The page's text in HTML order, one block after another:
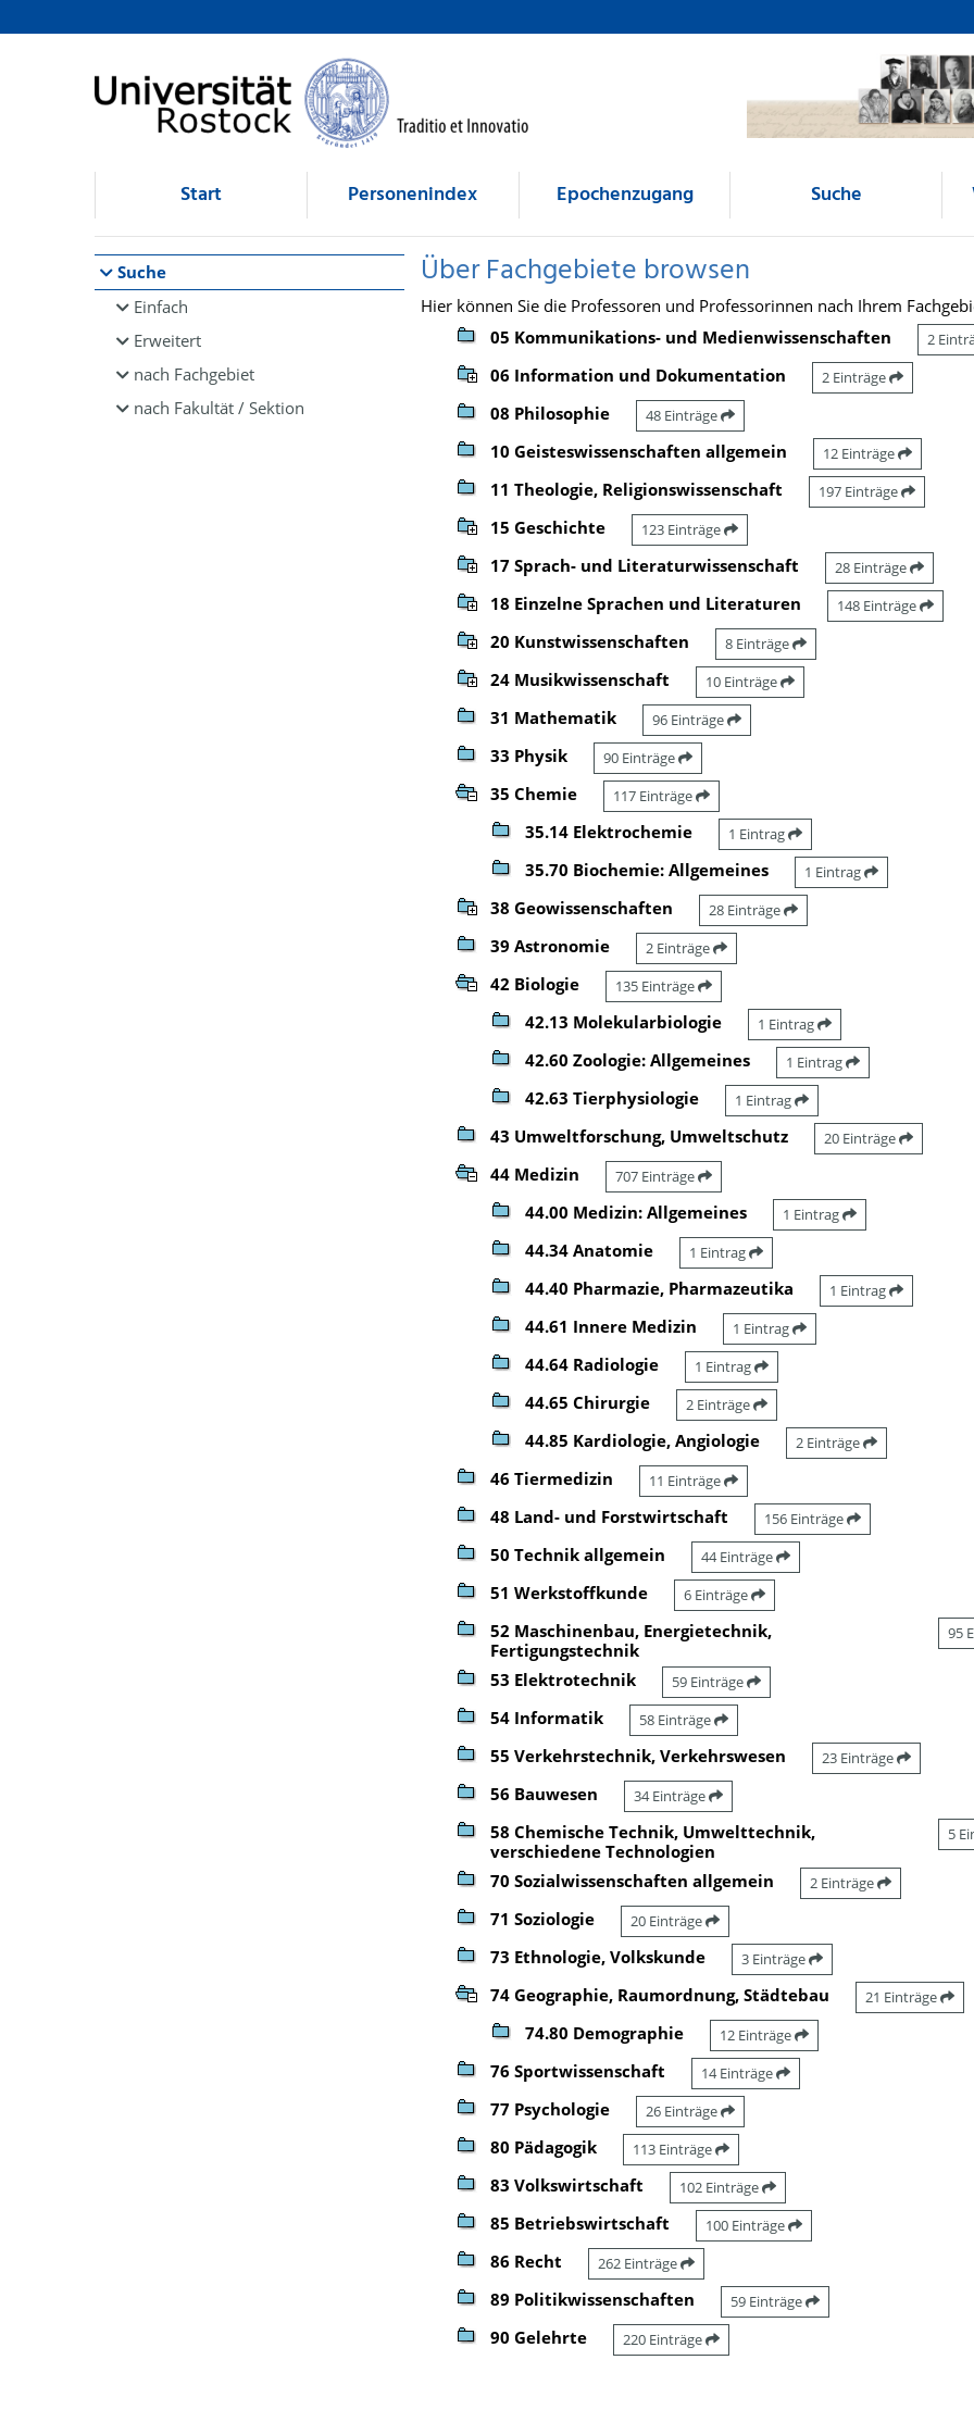
Browsen
direkt zum Inhalt
Start Personenindex Epochenzugang Suche
Suche
Einfach
Erweitert
nach Fachgebiet
nach Fakultät / Sektion
Über Fachgebiete browsen
Hier können Sie die Professoren und Professorinnen nach Ihrem
05 Kommunikations- und Medienwissenschaften
2
06 Information und Dokumentation 2 Einträge
08 Philosophie 48 Einträge
10 Geisteswissenschaften allgemein 12 Einträge
11 Theologie, Religionswissenschaft 197 Einträge
15 Geschichte 123 Einträge
17 Sprach- und Literaturwissenschaft 28 Einträge
18 Einzelne Sprachen und Literaturen 148 Einträge
20 Kunstwissenschaften 8 Einträge
24 Musikwissenschaft 10 Einträge
31 Mathematik 96 Einträge
33 Physik 90 Einträge
35 Chemie 117 Einträge
35.14 Elektrochemie 1 Eintrag
35.70 Biochemie: Allgemeines 1 Eintrag
38 Geowissenschaften 28 Einträge
39 Astronomie 2 Einträge
42 Biologie 135 Einträge
42.13 Molekularbiologie 1 Eintrag
42.60 Zoologie: Allgemeines 1 Eintrag
42.63 Tierphysiologie 1 Eintrag
43 Umweltforschung, Umweltschutz 20 Einträge
44 Medizin 707 Einträge
44.00 Medizin: Allgemeines 1 Eintrag
44.34 Anatomie 1 Eintrag
44.40 Pharmazie, Pharmazeutika 1 Eintrag
44.61 Innere Medizin 1 Eintrag
44.64 Radiologie 1 Eintrag
44.65 Chirurgie 2 Einträge
44.85 Kardiologie, Angiologie 2 Einträge
46 Tiermedizin 11 Einträge
48 Land- und Forstwirtschaft 156 Einträge
50 Technik allgemein 44 Einträge
51 Werkstoffkunde 6 Einträge
52 Maschinenbau, Energietechnik,
Fertigungstechnik
95
53 Elektrotechnik 59 Einträge
54 Informatik 58 Einträge
55 Verkehrstechnik, Verkehrswesen 23 Einträge
56 Bauwesen 34 Einträge
58 Chemische Technik, Umwelttechnik,
verschiedene Technologien
5
70 Sozialwissenschaften allgemein 2 Einträge
71 Soziologie 20 Einträge
73 Ethnologie, Volkskunde 3 Einträge
74 Geographie, Raumordnung, Städtebau 21 Einträge
74.80 Demographie 12 Einträge
76 Sportwissenschaft 14 Einträge
77 Psychologie 26 Einträge
80 Pädagogik 113 Einträge
83 Volkswirtschaft 102 Einträge
85 Betriebswirtschaft 100 Einträge
86 Recht 262 Einträge
89 Politikwissenschaften 59 Einträge
90 Gelehrte 220 Einträge